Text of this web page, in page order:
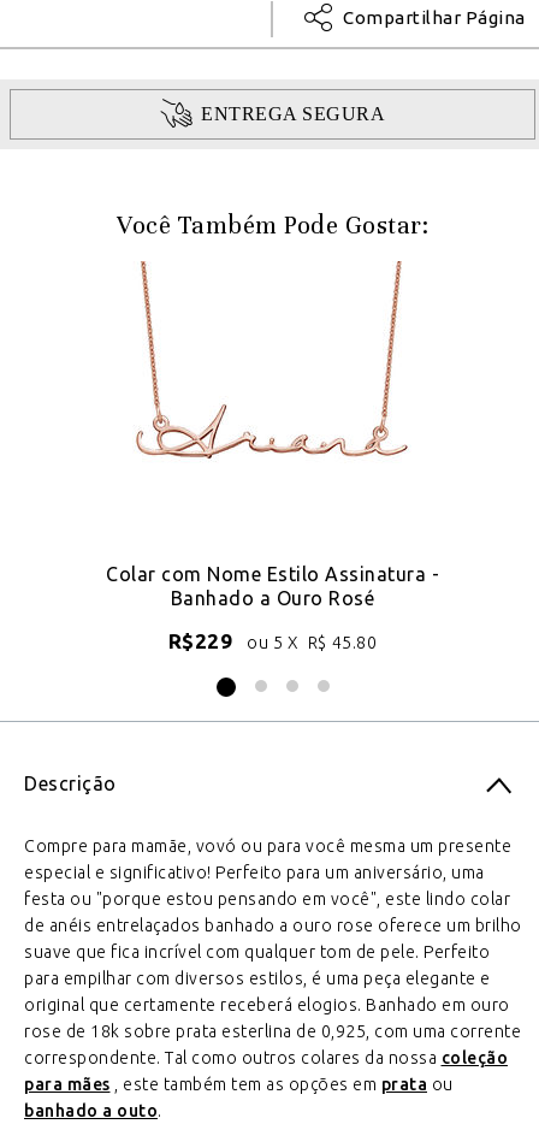
Compartilhar Página
ENTREGA SEGURA
Você Também Pode Gostar:
Colar com Nome Estilo Assinatura -
Banhado a Ouro Rosé
R$229 ou 5 X R$ 45.80
Descrição
Compre para mamãe, vovó ou para você mesma um presente
especial e significativo! Perfeito para um aniversário, uma
festa ou "porque estou pensando em você", este lindo colar
de anéis entrelaçados banhado a ouro rose oferece um brilho
suave que fica incrível com qualquer tom de pele. Perfeito
para empilhar com diversos estilos, é uma peça elegante e
original que certamente receberá elogios. Banhado em ouro
rose de 18k sobre prata esterlina de 0,925, com uma corrente
correspondente. Tal como outros colares da nossa coleção
para mães , este também tem as opções em prata ou
banhado a outo.